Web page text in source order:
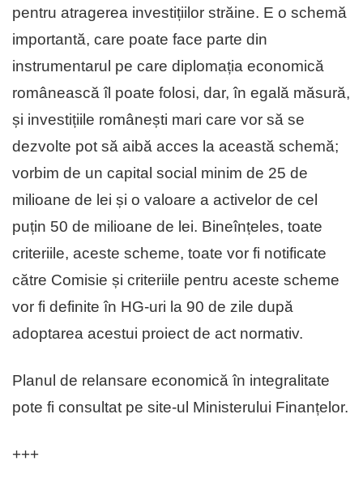
pentru atragerea investițiilor străine. E o schemă
importantă, care poate face parte din
instrumentarul pe care diplomația economică
românească îl poate folosi, dar, în egală măsură,
și investițiile românești mari care vor să se
dezvolte pot să aibă acces la această schemă;
vorbim de un capital social minim de 25 de
milioane de lei și o valoare a activelor de cel
puțin 50 de milioane de lei. Bineînțeles, toate
criteriile, aceste scheme, toate vor fi notificate
către Comisie și criteriile pentru aceste scheme
vor fi definite în HG-uri la 90 de zile după
adoptarea acestui proiect de act normativ.
Planul de relansare economică în integralitate
pote fi consultat pe site-ul Ministerului Finanțelor.
+++